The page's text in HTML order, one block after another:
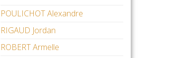
POULICHOT Alexandre
RIGAUD Jordan
ROBERT Armelle